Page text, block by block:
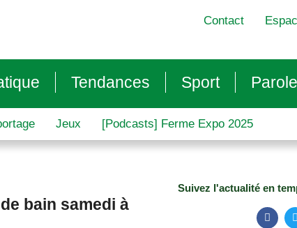
Contact
Tendances Sport
Jeux [Podcasts] Ferme Expo 2025
bain samedi à
Suivez l'actualité en